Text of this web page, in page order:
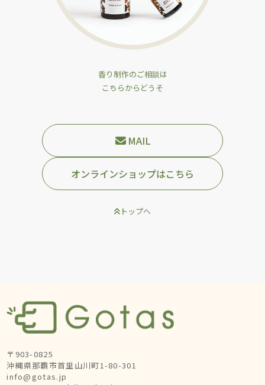
香り制作のご相談は
こちらからどうそ
MAIL
オンラインショップはこちら
トップへ
〒903-0825
沖縄県那覇市首里山川町1-80-301
info@gotas.jp